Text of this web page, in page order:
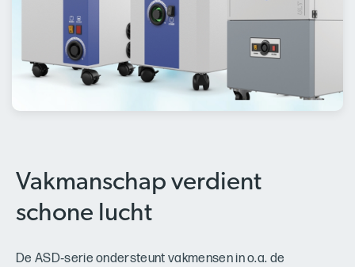
Vakmanschap verdient
schone lucht
De ASD‑serie ondersteunt vakmensen in o.a. de